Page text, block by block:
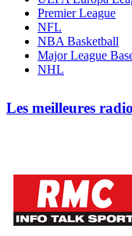
Premier League
NFL
NBA Basketball
Major League
NHL
Les meilleures